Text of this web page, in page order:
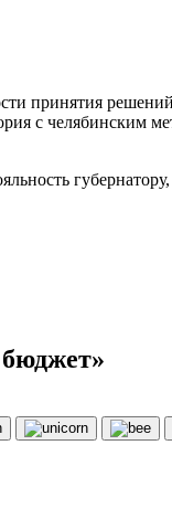
принятия
с челябинским